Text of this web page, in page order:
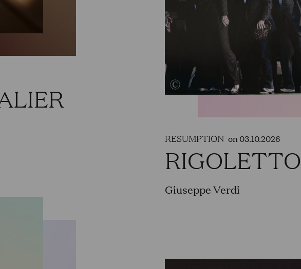
RESUMPTION on 03.10.2026
RIGOLETTO
Giuseppe Verdi